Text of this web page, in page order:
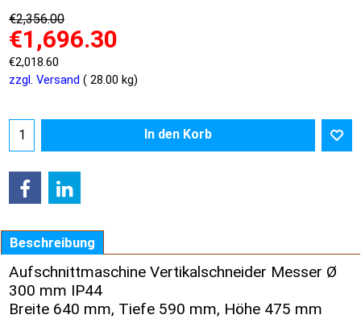
€2,356.00
€1,696.30
€2,018.60
zzgl. Versand
28.00 kg
In den Korb
Beschreibung
Aufschnittmaschine Vertikalschneider Messer Ø
300 mm IP44
Breite 640 mm, Tiefe 590 mm, Höhe 475 mm